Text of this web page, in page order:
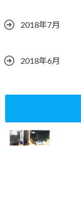
2018年7月
2018年6月